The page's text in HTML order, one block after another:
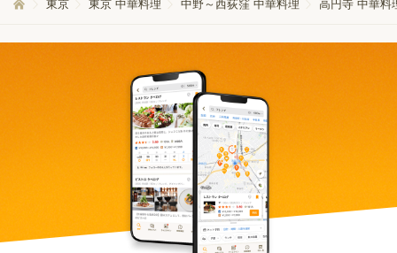
東京 東京 中華料理 中野～西荻窪 中華料理 高円寺 中華料